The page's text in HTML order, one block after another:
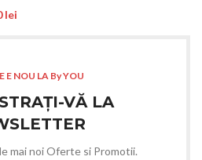
lei
E NOU LA By YOU
VĂ LA
mai noi Oferte si Promotii.